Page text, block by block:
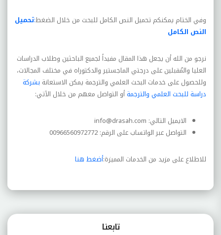
وفي الختام يمكنكم تحميل النص الكامل للبحث من خلال الضغط:تحميل
النص الكامل
نرجو من الله أن يجعل هذا المقال مفيداً لجميع الباحثين وطلاب الدراسات
العليا والمُقبلين على درجتي الماجستير والدكتوراه في مختلف المجالات،
وللحصول على خدمات البحث العلمي والترجمة يمكن الاستعانة بشركة
دراسة للبحث العلمي والترجمةأو التواصل معهم من خلال الآتي:
الايميل التالي: info@drasah.com
التواصل عبر الواتساب على الرقم: 00966560972772
للاطلاع على مزيد من الخدمات المميزة:أضغط هنا
تابعنـا